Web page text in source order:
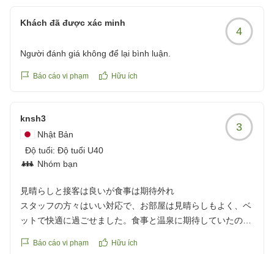
Khách đã được xác minh
4
Người đánh giá không để lại bình luận.
Báo cáo vi phạm Hữu ích
knsh3
Nhật Bản
Độ tuổi: Độ tuổi U40
Nhóm bạn
3
見晴らしと接客は良いが食事は期待外れ
スタッフの方々はいい対応で、お部屋は見晴らしもよく、ベ
ットで快適に過ごせました。食事と温泉に期待していたので
チ。温泉は内風呂一つで熱めの温泉したが、疲れは取れた気
Báo cáo vi phạm Hữu ích